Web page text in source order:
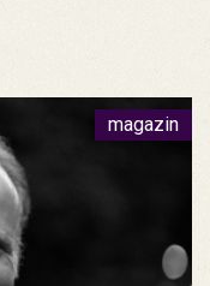
magazin